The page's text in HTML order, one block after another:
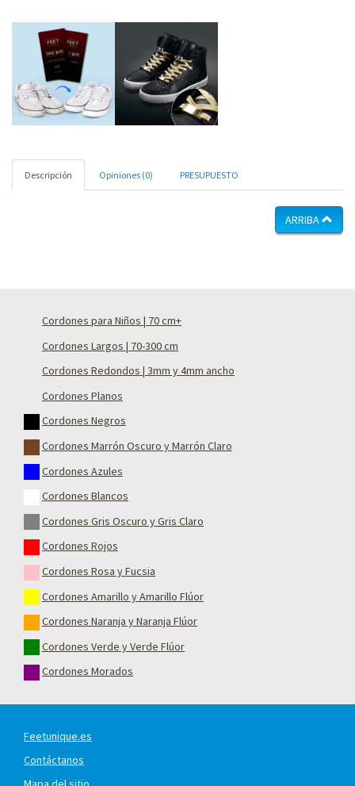
Descripción Opiniones (0) PRESUPUESTO
ARRIBA
Cordones para Niños | 70 cm+
Cordones Largos | 70-300 cm
Cordones Redondos | 3mm y 4mm ancho
Cordones Planos
Cordones Negros
Cordones Marrón Oscuro y Marrón Claro
Cordones Azules
Cordones Blancos
Cordones Gris Oscuro y Gris Claro
Cordones Rojos
Cordones Rosa y Fucsia
Cordones Amarillo y Amarillo Flúor
Cordones Naranja y Naranja Flúor
Cordones Verde y Verde Flúor
Cordones Morados
Feetunique.es
Contáctanos